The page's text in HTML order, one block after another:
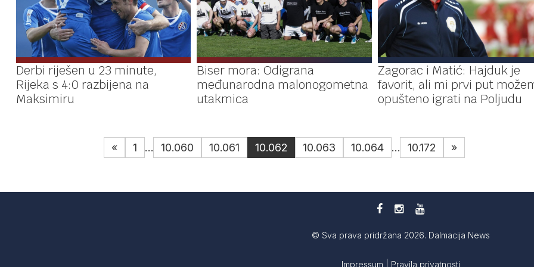
Derbi riješen u 23 minute,
Rijeka s 4:0 razbijena na
Maksimiru
Biser mora: Odigrana
međunarodna malonogometna
utakmica
Zagorac i Matić: Hajduk je
favorit, ali mi prvi put
opušteno igrati na Poljudu
« 1 … 10.060 10.061 10.062 10.063 10.064 … 10.172 »
© Sva prava pridržana 2026. Dalmacija News
Impressum Pravila privatnosti